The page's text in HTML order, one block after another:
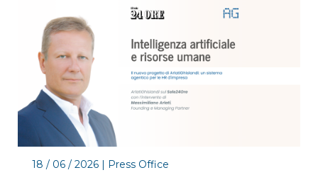
18 / 06 / 2026| Press Office